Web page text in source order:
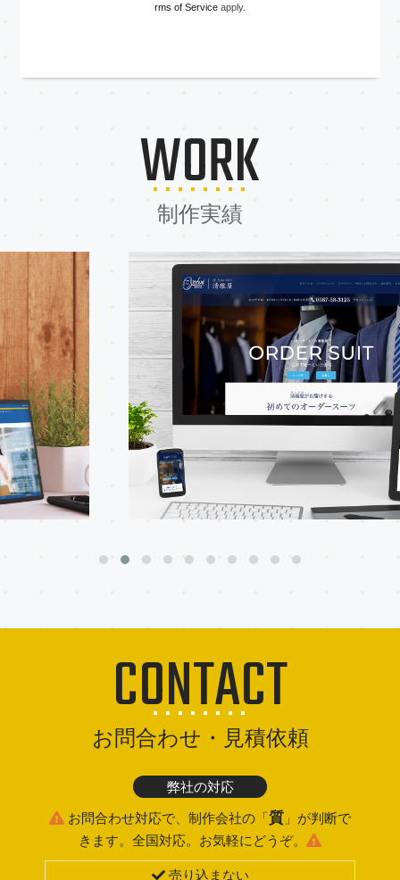
rms of Serviceapply.
WORK
制作実績
CONTACT
お問合わせ・見積依頼
弊社の対応
お問合わせ対応で、制作会社の「質」が判断で
きます。全国対応。お気軽にどうぞ。
売り込まない